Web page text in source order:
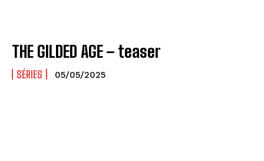
THE GILDED AGE – teaser
SÉRIES 05/05/2025